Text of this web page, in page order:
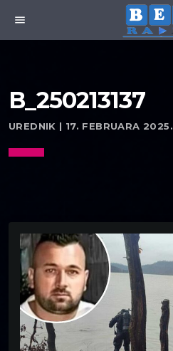
menu
B_250213137
UREDNIK | 17. FEBRUARA 2025.